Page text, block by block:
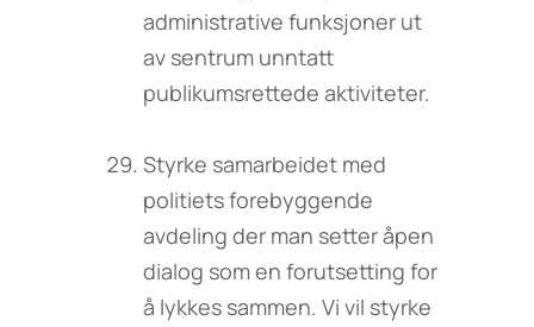
administrative funksjoner ut
av sentrum unntatt
publikumsrettede aktiviteter.
Styrke samarbeidet med
politiets forebyggende
avdeling der man setter åpen
dialog som en forutsetting for
å lykkes sammen. Vi vil styrke